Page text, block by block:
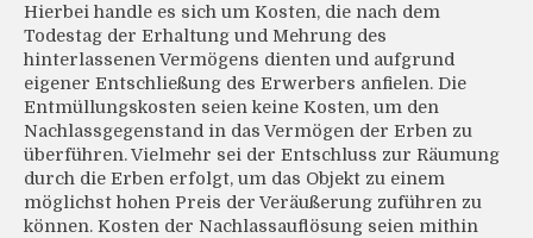
Hierbei handle es sich um Kosten, die nach dem
Todestag der Erhaltung und Mehrung des
hinterlassenen Vermögens dienten und aufgrund
eigener Entschließung des Erwerbers anfielen. Die
Entmüllungskosten seien keine Kosten, um den
Nachlassgegenstand in das Vermögen der Erben zu
überführen. Vielmehr sei der Entschluss zur Räumung
durch die Erben erfolgt, um das Objekt zu einem
möglichst hohen Preis der Veräußerung zuführen zu
können. Kosten der Nachlassauflösung seien mithin